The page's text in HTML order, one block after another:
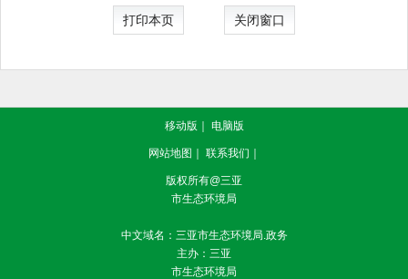
打印本页 关闭窗口
移动版 ｜ 电脑版
网站地图 ｜ 联系我们 ｜
版权所有@三亚
市生态环境局
中文域名：三亚市生态环境局.政务
主办：三亚
市生态环境局